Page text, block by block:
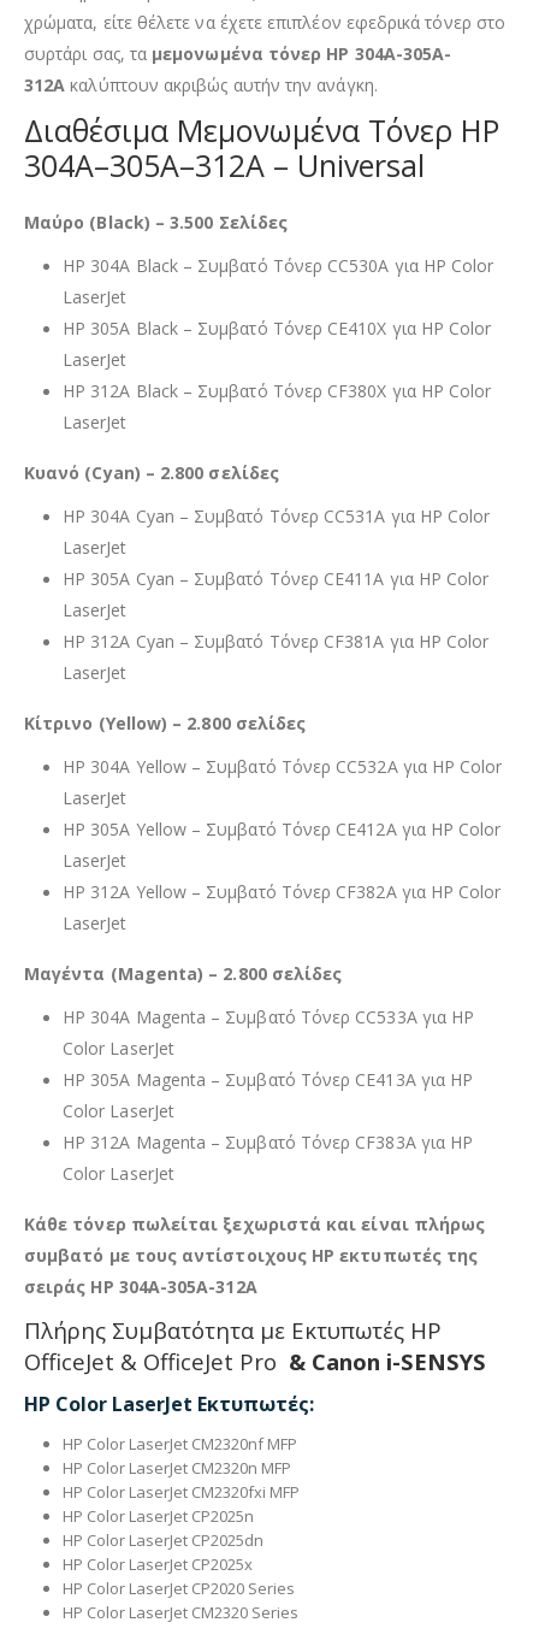
χρώματα, είτε θέλετε να έχετε επιπλέον εφεδρικά τόνερ στο
συρτάρι σας, τα μεμονωμένα τόνερ HP 304A-305A-
312A καλύπτουν ακριβώς αυτήν την ανάγκη.
Διαθέσιμα Μεμονωμένα Τόνερ HP
304A–305A–312A – Universal
Μαύρο (Black) – 3.500 Σελίδες
HP 304A Black – Συμβατό Τόνερ CC530A για HP Color
LaserJet
HP 305A Black – Συμβατό Τόνερ CE410X για HP Color
LaserJet
HP 312A Black – Συμβατό Τόνερ CF380X για HP Color
LaserJet
Κυανό (Cyan) – 2.800 σελίδες
HP 304A Cyan – Συμβατό Τόνερ CC531A για HP Color
LaserJet
HP 305A Cyan – Συμβατό Τόνερ CE411A για HP Color
LaserJet
HP 312A Cyan – Συμβατό Τόνερ CF381A για HP Color
LaserJet
Κίτρινο (Yellow) – 2.800 σελίδες
HP 304A Yellow – Συμβατό Τόνερ CC532A για HP Color
LaserJet
HP 305A Yellow – Συμβατό Τόνερ CE412A για HP Color
LaserJet
HP 312A Yellow – Συμβατό Τόνερ CF382A για HP Color
LaserJet
Μαγέντα (Magenta) – 2.800 σελίδες
HP 304A Magenta – Συμβατό Τόνερ CC533A για HP
Color LaserJet
HP 305A Magenta – Συμβατό Τόνερ CE413A για HP
Color LaserJet
HP 312A Magenta – Συμβατό Τόνερ CF383A για HP
Color LaserJet
Κάθε τόνερ πωλείται ξεχωριστά και είναι πλήρως
συμβατό με τους αντίστοιχους HP εκτυπωτές της
σειράς HP 304A-305A-312A
Πλήρης Συμβατότητα με Εκτυπωτές HP
OfficeJet & OfficeJet Pro & Canon i-SENSYS
HP Color LaserJet Εκτυπωτές:
HP Color LaserJet CM2320nf MFP
HP Color LaserJet CM2320n MFP
HP Color LaserJet CM2320fxi MFP
HP Color LaserJet CP2025n
HP Color LaserJet CP2025dn
HP Color LaserJet CP2025x
HP Color LaserJet CP2020 Series
HP Color LaserJet CM2320 Series